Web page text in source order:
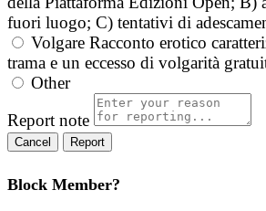
fuori luogo; C) tentativi di
Volgare Racconto erotico
trama e un eccesso di volgarità
Other
Report note
Report
Block Member?